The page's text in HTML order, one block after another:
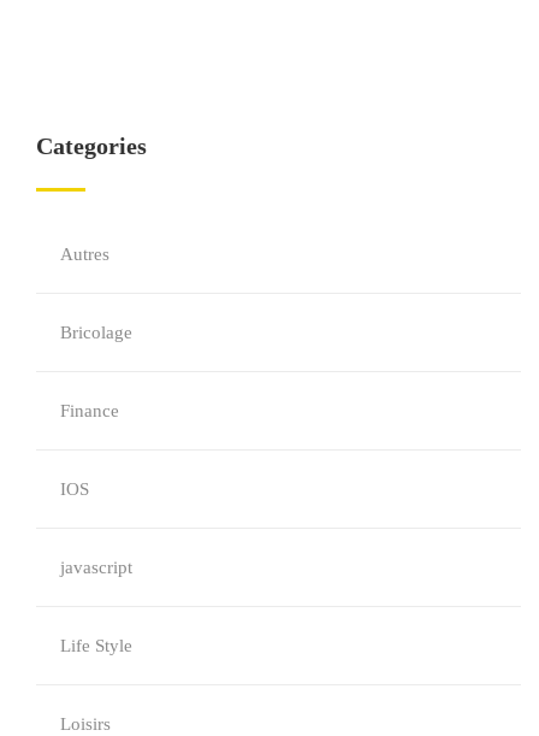
Categories
Autres
Bricolage
Finance
IOS
javascript
Life Style
Loisirs